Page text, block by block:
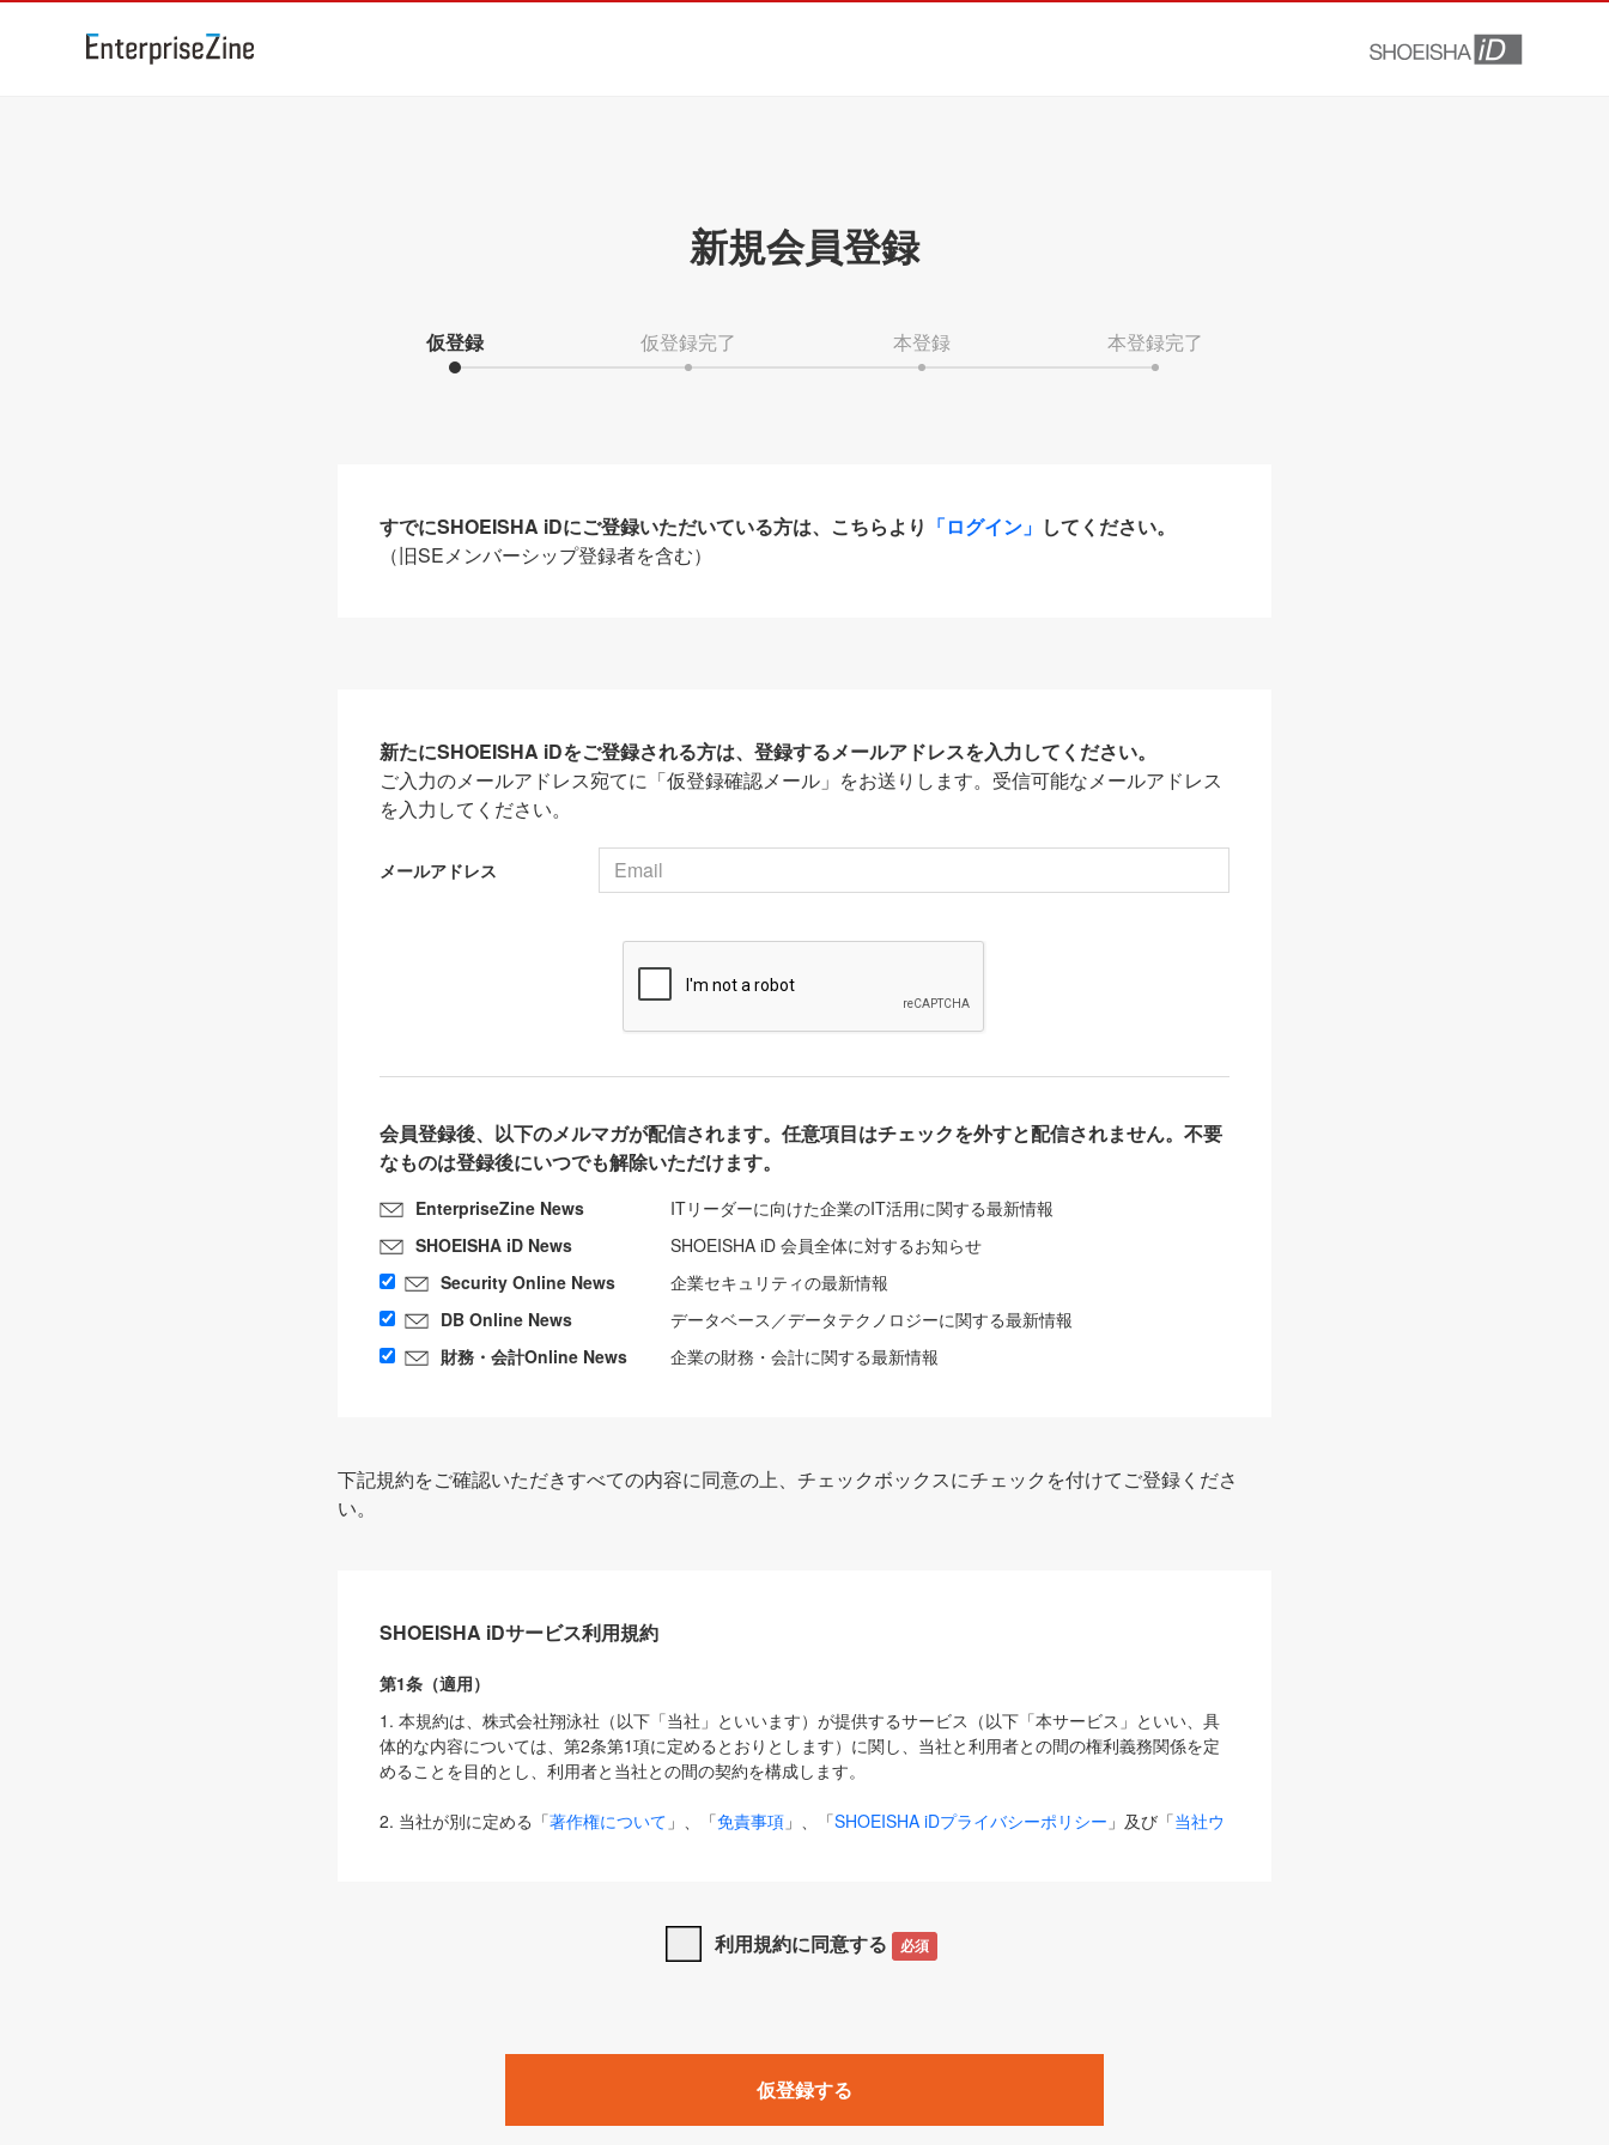
新規会員登録
仮登録 仮登録完了 本登録 本登録完了
すでにSHOEISHA iDにご登録いただいている方は、こちらより 「ログイン」 してください。
（旧SEメンバーシップ登録者を含む）
新たにSHOEISHA iDをご登録される方は、登録するメールアドレスを入力してください。
ご入力のメールアドレス宛てに「仮登録確認メール」をお送りします。受信可能なメールアドレス
を入力してください。
メールアドレス
会員登録後、以下のメルマガが配信されます。任意項目はチェックを外すと配信されません。不要
なものは登録後にいつでも解除いただけます。
EnterpriseZine News
ITリーダーに向けた企業のIT活用に関する最新情報
SHOEISHA iD News
SHOEISHA iD 会員全体に対するお知らせ
Security Online News
企業セキュリティの最新情報
DB Online News
データベース／データテクノロジーに関する最新情報
財務・会計Online News
企業の財務・会計に関する最新情報
下記規約をご確認いただきすべての内容に同意の上、チェックボックスにチェックを付けてご登録くださ
い。
SHOEISHA iDサービス利用規約
第1条（適用）
1. 本規約は、株式会社翔泳社（以下「当社」といいます）が提供するサービス（以下「本サービス」といい、具
体的な内容については、第2条第1項に定めるとおりとします）に関し、当社と利用者との間の権利義務関係を定
めることを目的とし、利用者と当社との間の契約を構成します。
2. 当社が別に定める「著作権について 」、「免責事項 」、「SHOEISHA iDプライバシーポリシー 」及び「当社ウ
は、本規約の規定が優先して適用されるものとします。
1. 「本サービス」とは、当社が提供する以下のサービス（名称や内容が変更された場合、変更後のサービスを含
みます）及びこれらサービスに関連して当社が実施するイベントやキャンペーンをいいます。
「SEBook」「SEShop」「CodeZine」「MarkeZine」「EnterpriseZine」「ECzine」「Biz/Zine」「HRzine」
利用規約に同意する 必須
仮登録する